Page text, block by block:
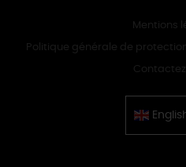
Mentions
Politique générale de